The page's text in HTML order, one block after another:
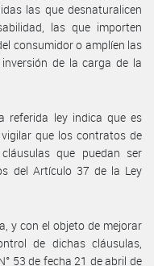
las que desnaturalicen
las que importen
consumidor o amplíen las
de la carga de la
referida ley indica que es
que los contratos de
que puedan ser
del Artículo 37 de la Ley
y con el objeto de mejorar
de dichas cláusulas,
53 de fecha 21 de abril de